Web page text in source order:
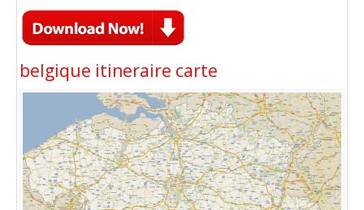
belgique itineraire carte